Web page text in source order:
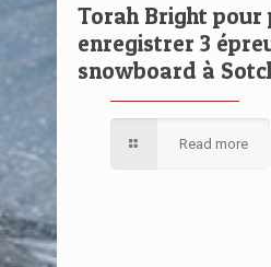
Torah Bright pour
enregistrer 3
snowboard à
Read more